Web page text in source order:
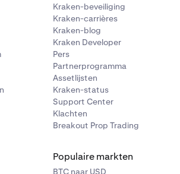
Kraken-beveiliging
Kraken-carrières
Kraken-blog
Kraken Developer
Pers
Partnerprogramma
Assetlijsten
Kraken-status
Support Center
Klachten
Breakout Prop Trading
Populaire markten
BTC naar USD